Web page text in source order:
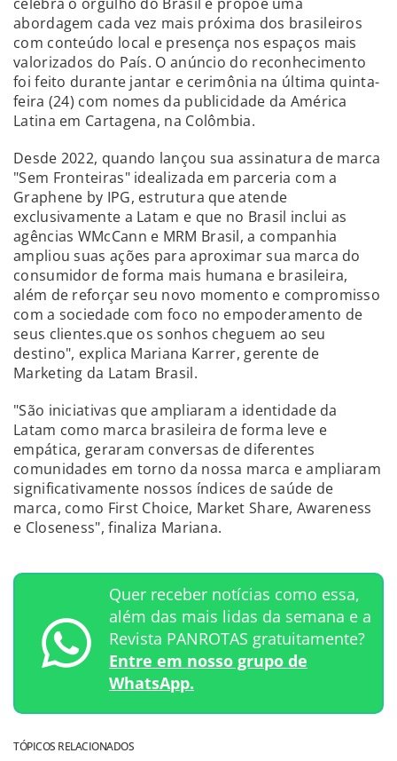
abordagem cada vez mais próxima dos brasileiros
com conteúdo local e presença nos espaços mais
valorizados do País. O anúncio do reconhecimento
foi feito durante jantar e cerimônia na última quinta-
feira (24) com nomes da publicidade da América
Latina em Cartagena, na Colômbia.
Desde 2022, quando lançou sua assinatura de marca
"Sem Fronteiras" idealizada em parceria com a
Graphene by IPG, estrutura que atende
exclusivamente a Latam e que no Brasil inclui as
agências WMcCann e MRM Brasil, a companhia
ampliou suas ações para aproximar sua marca do
consumidor de forma mais humana e brasileira,
além de reforçar seu novo momento e compromisso
com a sociedade com foco no empoderamento de
seus clientes.que os sonhos cheguem ao seu
destino", explica Mariana Karrer, gerente de
Marketing da Latam Brasil.
"São iniciativas que ampliaram a identidade da
Latam como marca brasileira de forma leve e
empática, geraram conversas de diferentes
comunidades em torno da nossa marca e ampliaram
significativamente nossos índices de saúde de
marca, como First Choice, Market Share, Awareness
e Closeness", finaliza Mariana.
Quer receber notícias como essa,
além das mais lidas da semana e a
Revista PANROTAS gratuitamente?
Entre em nosso grupo de
WhatsApp.
TÓPICOS RELACIONADOS